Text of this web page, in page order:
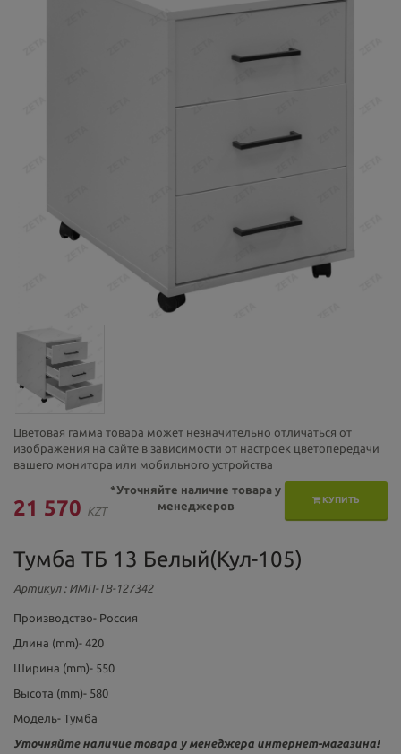
Цветовая гамма товара может незначительно отличаться от
изображения на сайте в зависимости от настроек цветопередачи
вашего монитора или мобильного устройства
21 570 KZT
КУПИТЬ
*Уточняйте наличие товара у
менеджеров
Тумба ТБ 13 Белый(Кул-105)
Артикул: ИМП-ТВ-127342
Производство- Россия
Длина (mm)- 420
Ширина (mm)- 550
Высота (mm)- 580
Модель- Тумба
Уточняйте наличие товара у менеджера интернет-магазина!